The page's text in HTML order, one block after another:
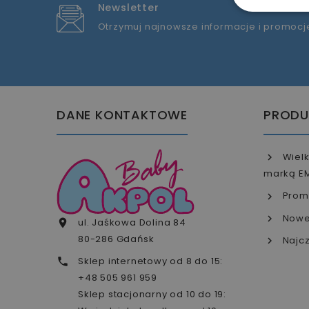
Newsletter
Otrzymuj najnowsze informacje i
DANE KONTAKTOWE

ul. Jaśkowa Dolina 84
80-286 Gdańsk

Sklep internetowy od 8 do 15:
+48 505 961 959
Sklep stacjonarny od 10 do 19:
marką